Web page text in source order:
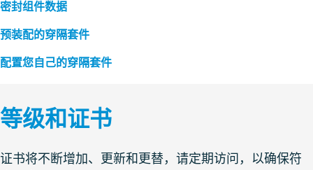
密封组件数据
预装配的穿隔套件
配置您自己的穿隔套件
等级和证书
证书将不断增加、更新和更替，请定期访问，以确保符